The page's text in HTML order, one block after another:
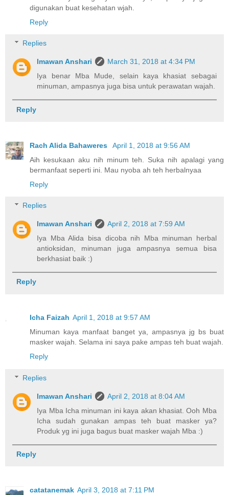
digunakan buat kesehatan wjah.
Reply
Replies
Imawan Anshari
March 31, 2018 at 4:34 PM
Iya benar Mba Mude, selain kaya khasiat sebagai
minuman, ampasnya juga bisa untuk perawatan wajah.
Reply
Rach Alida Bahaweres
April 1, 2018 at 9:56 AM
Aih kesukaan aku nih minum teh. Suka nih apalagi yang
bermanfaat seperti ini. Mau nyoba ah teh herbalnyaa
Reply
Replies
Imawan Anshari
April 2, 2018 at 7:59 AM
Iya Mba Alida bisa dicoba nih Mba minuman herbal
antioksidan, minuman juga ampasnya semua bisa
berkhasiat baik :)
Reply
Icha Faizah April 1, 2018 at 9:57 AM
Minuman kaya manfaat banget ya, ampasnya jg bs buat
masker wajah. Selama ini saya pake ampas teh buat wajah.
Reply
Replies
Imawan Anshari
April 2, 2018 at 8:04 AM
Iya Mba Icha minuman ini kaya akan khasiat. Ooh Mba
Icha sudah gunakan ampas teh buat masker ya?
Produk yg ini juga bagus buat masker wajah Mba :)
Reply
catatanemak April 3, 2018 at 7:11 PM